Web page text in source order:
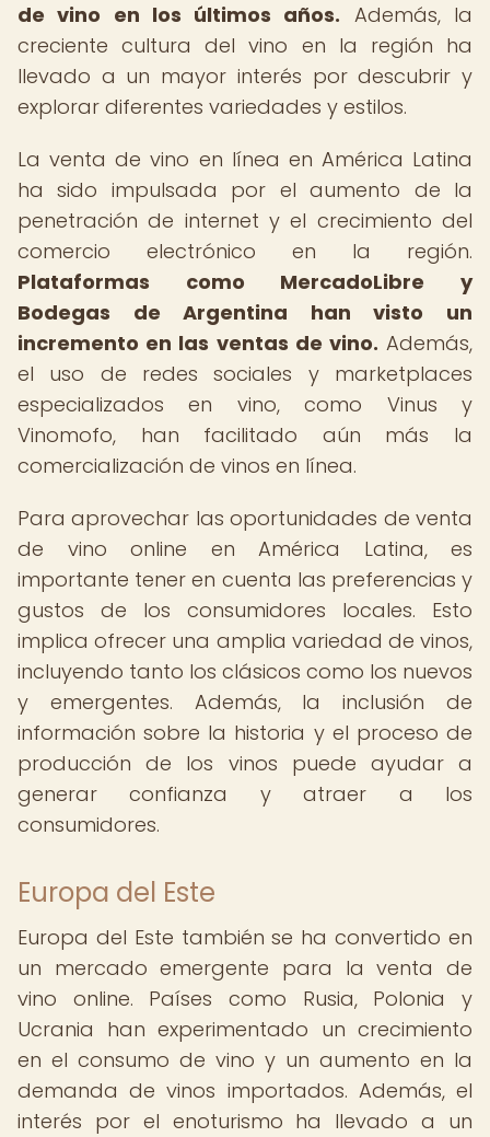
de vino en los últimos años. Además, la
creciente cultura del vino en la región ha
llevado a un mayor interés por descubrir y
explorar diferentes variedades y estilos.
La venta de vino en línea en América Latina
ha sido impulsada por el aumento de la
penetración de internet y el crecimiento del
comercio electrónico en la región.
Plataformas como MercadoLibre y
Bodegas de Argentina han visto un
incremento en las ventas de vino. Además,
el uso de redes sociales y marketplaces
especializados en vino, como Vinus y
Vinomofo, han facilitado aún más la
comercialización de vinos en línea.
Para aprovechar las oportunidades de venta
de vino online en América Latina, es
importante tener en cuenta las preferencias y
gustos de los consumidores locales. Esto
implica ofrecer una amplia variedad de vinos,
incluyendo tanto los clásicos como los nuevos
y emergentes. Además, la inclusión de
información sobre la historia y el proceso de
producción de los vinos puede ayudar a
generar confianza y atraer a los
consumidores.
Europa del Este
Europa del Este también se ha convertido en
un mercado emergente para la venta de
vino online. Países como Rusia, Polonia y
Ucrania han experimentado un crecimiento
en el consumo de vino y un aumento en la
demanda de vinos importados. Además, el
interés por el enoturismo ha llevado a un